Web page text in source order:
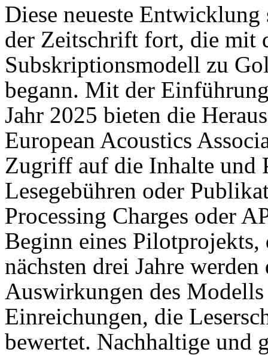
Diese neueste Entwicklung
der Zeitschrift fort, die mit
Subskriptionsmodell zu
begann. Mit der
Jahr 2025 bieten die
European Acoustics
Zugriff auf die Inhalte und
Lesegebühren oder
Processing Charges oder
Beginn eines
nächsten drei Jahre
Auswirkungen des
Einreichungen, die
bewertet. Nachhaltige und